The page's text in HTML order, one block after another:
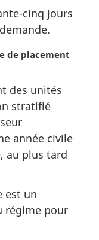
cinq jours
de placement
des unités
stratifié
année civile
au plus tard
est un
régime pour